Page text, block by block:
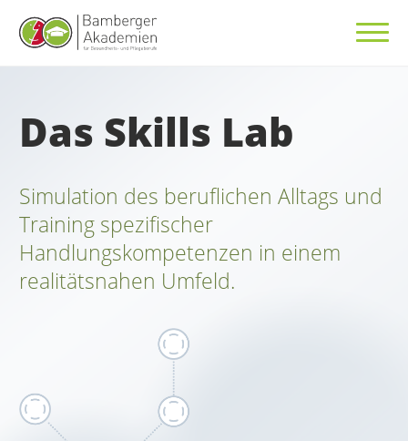
Das Skills Lab
Simulation des beruflichen Alltags und
Training spezifischer
Handlungskompetenzen in einem
realitätsnahen Umfeld.